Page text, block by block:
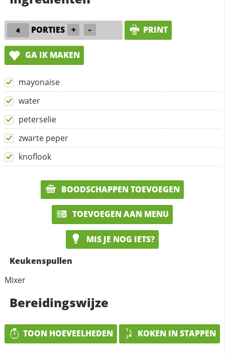
PORTIES + - PRINT
GA IK MAKEN
mayonaise
water
peterselie
zwarte peper
knoflook
BOODSCHAPPEN TOEVOEGEN
TOEVOEGEN AAN MENU
MIS JE NOG IETS?
Keukenspullen
Mixer
Bereidingswijze
TOON HOEVEELHEDEN KOKEN IN STAPPEN